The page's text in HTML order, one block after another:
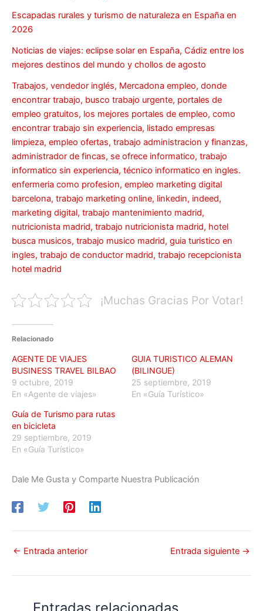
Escapadas rurales y turismo de naturaleza en España en
2026
Noticias de viajes: eclipse solar en España, Cádiz entre los
mejores destinos del mundo y chollos de agosto
Trabajos, vendedor inglés, Mercadona empleo, donde
encontrar trabajo, busco trabajo urgente, portales de
empleo gratuitos, los mejores portales de empleo, como
encontrar trabajo sin experiencia, listado empresas
limpieza, empleo ofertas, trabajo administracion y finanzas,
administrador de fincas, se ofrece informatico, trabajo
informatico sin experiencia, técnico informatico en ingles.
enfermeria como profesion, empleo marketing digital
barcelona, trabajo marketing online, linkedin, indeed,
marketing digital, trabajo mantenimiento madrid,
nutricionista madrid, trabajo nutricionista madrid, hotel
busca musicos, trabajo musico madrid, guia turistico en
ingles, trabajo de conductor madrid, trabajo recepcionista
hotel madrid
¡Muchas Gracias Por Votar!
Relacionado
AGENTE DE VIAJES
BUSINESS TRAVEL BILBAO
9 octubre, 2019
En «Agente de viajes»
GUIA TURISTICO ALEMAN
(BILINGUE)
25 septiembre, 2019
En «Guía Turístico»
Guía de Turismo para rutas
en bicicleta
29 septiembre, 2019
En «Guía Turístico»
Dale Me Gusta y Comparte Nuestra Publicación
← Entrada anterior Entrada siguiente →